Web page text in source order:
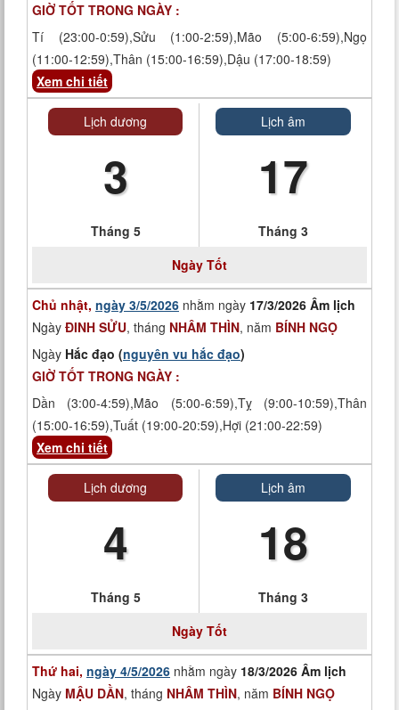
GIỜ TỐT TRONG NGÀY :
Tí (23:00-0:59),Sửu (1:00-2:59),Mão (5:00-6:59),Ngọ
(11:00-12:59),Thân (15:00-16:59),Dậu (17:00-18:59)
Xem chi tiết
Lịch dương
3
Tháng 5
Lịch âm
17
Tháng 3
Ngày Tốt
Chủ nhật, ngày 3/5/2026 nhằm ngày 17/3/2026 Âm lịch
Ngày ĐINH SỬU, tháng NHÂM THÌN, năm BÍNH NGỌ
Ngày Hắc đạo (nguyên vu hắc đạo)
GIỜ TỐT TRONG NGÀY :
Dần (3:00-4:59),Mão (5:00-6:59),Tỵ (9:00-10:59),Thân
(15:00-16:59),Tuất (19:00-20:59),Hợi (21:00-22:59)
Xem chi tiết
Lịch dương
4
Tháng 5
Lịch âm
18
Tháng 3
Ngày Tốt
Thứ hai, ngày 4/5/2026 nhằm ngày 18/3/2026 Âm lịch
Ngày MẬU DẦN, tháng NHÂM THÌN, năm BÍNH NGỌ